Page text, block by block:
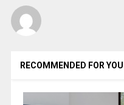
RECOMMENDED FOR YOU